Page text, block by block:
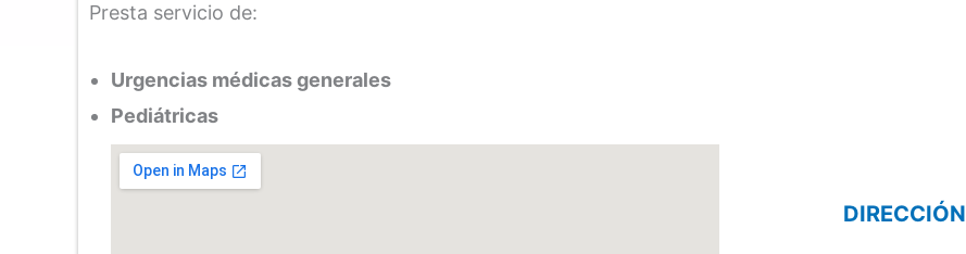
Presta servicio de:
Urgencias médicas generales
Pediátricas
DIRECCIÓN